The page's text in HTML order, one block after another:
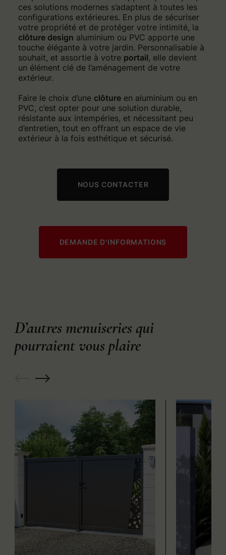
ces solutions modernes s’adaptent à toutes les
configurations extérieures. En plus de sécuriser
votre propriété et de protéger votre intimité, la
clôture design aluminium ou PVC apporte une
touche élégante à votre jardin. Personnalisable à
souhait, et assortie à votre portail, elle devient
un élément clé de l’aménagement de votre
extérieur.
Faire le choix d’une clôtureen aluminium ou en
PVC, c’est opter pour une solution durable,
résistante aux intempéries, et nécessitant peu
d’entretien, tout en offrant un espace de vie
extérieur à la fois esthétique et sécurisé.
NOUS CONTACTER
DEMANDE D'INFORMATIONS
D’autres menuiseries qui
pourraient vous plaire